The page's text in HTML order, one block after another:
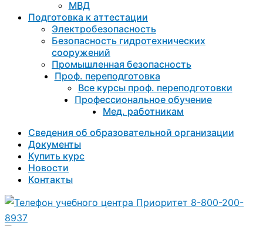
МВД
Подготовка к aттестации
Электробезопасность
Безопасность гидротехнических
сооружений
Промышленная безопасность
Проф. переподготовка
Все курсы проф. переподготовки
Профессиональное обучение
Мед. работникам
Сведения об образовательной организации
Документы
Купить курс
Новости
Контакты
8-800-200-
8937